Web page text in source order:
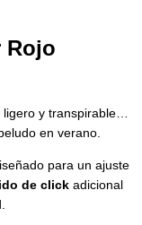
Rojo
ligero y transpirable…
en verano.
para un ajuste
de click adicional